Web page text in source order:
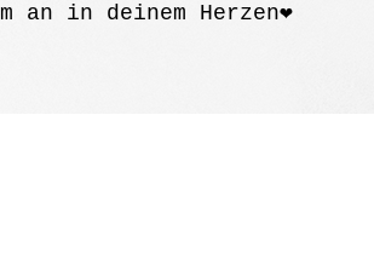
an in deinem Herzen❤️